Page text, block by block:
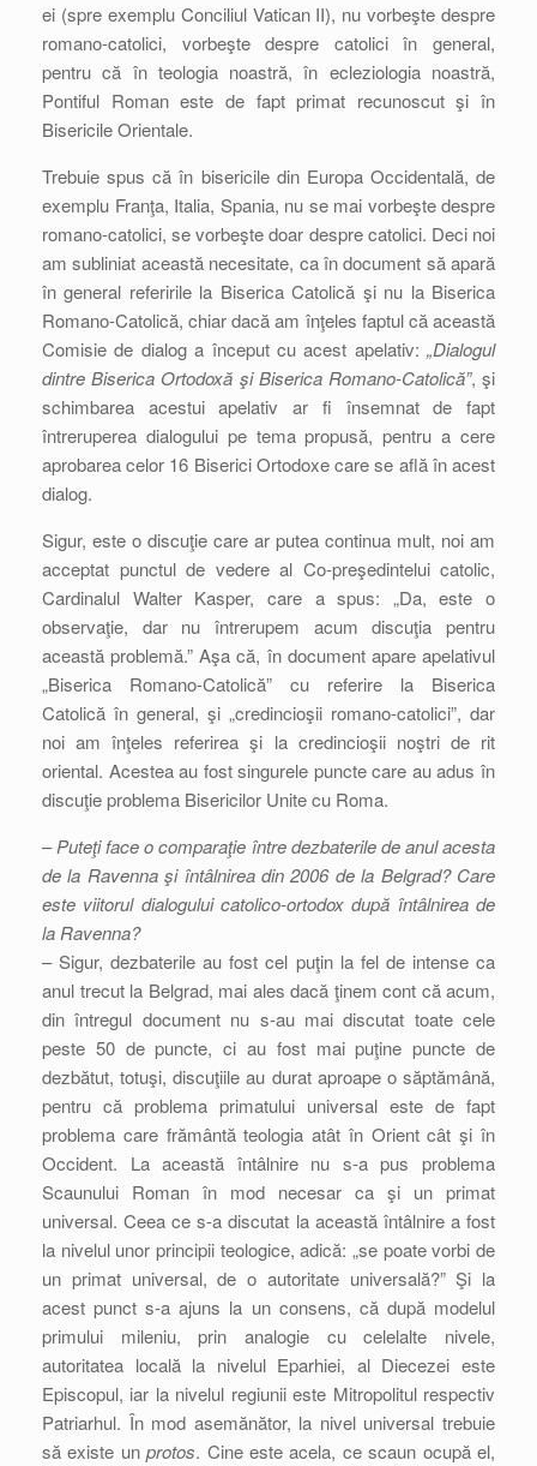
ei (spre exemplu Conciliul Vatican II), nu vorbeşte despre
romano-catolici, vorbeşte despre catolici în general,
pentru că în teologia noastră, în ecleziologia noastră,
Pontiful Roman este de fapt primat recunoscut şi în
Bisericile Orientale.
Trebuie spus că în bisericile din Europa Occidentală, de
exemplu Franţa, Italia, Spania, nu se mai vorbeşte despre
romano-catolici, se vorbeşte doar despre catolici. Deci noi
am subliniat această necesitate, ca în document să apară
în general referirile la Biserica Catolică şi nu la Biserica
Romano-Catolică, chiar dacă am înţeles faptul că această
Comisie de dialog a început cu acest apelativ: „Dialogul
dintre Biserica Ortodoxă şi Biserica Romano-Catolică”, şi
schimbarea acestui apelativ ar fi însemnat de fapt
întreruperea dialogului pe tema propusă, pentru a cere
aprobarea celor 16 Biserici Ortodoxe care se află în acest
dialog.
Sigur, este o discuţie care ar putea continua mult, noi am
acceptat punctul de vedere al Co-preşedintelui catolic,
Cardinalul Walter Kasper, care a spus: „Da, este o
observaţie, dar nu întrerupem acum discuţia pentru
această problemă.” Aşa că, în document apare apelativul
„Biserica Romano-Catolică” cu referire la Biserica
Catolică în general, şi „credincioşii romano-catolici”, dar
noi am înţeles referirea şi la credincioşii noştri de rit
oriental. Acestea au fost singurele puncte care au adus în
discuţie problema Bisericilor Unite cu Roma.
–Puteţi face o comparaţie între dezbaterile de anul acesta
de la Ravenna şi întâlnirea din 2006 de la Belgrad? Care
este viitorul dialogului catolico-ortodox după întâlnirea de
la Ravenna?
– Sigur, dezbaterile au fost cel puţin la fel de intense ca
anul trecut la Belgrad, mai ales dacă ţinem cont că acum,
din întregul document nu s-au mai discutat toate cele
peste 50 de puncte, ci au fost mai puţine puncte de
dezbătut, totuşi, discuţiile au durat aproape o săptămână,
pentru că problema primatului universal este de fapt
problema care frământă teologia atât în Orient cât şi în
Occident. La această întâlnire nu s-a pus problema
Scaunului Roman în mod necesar ca şi un primat
universal. Ceea ce s-a discutat la această întâlnire a fost
la nivelul unor principii teologice, adică: „se poate vorbi de
un primat universal, de o autoritate universală?” Şi la
acest punct s-a ajuns la un consens, că după modelul
primului mileniu, prin analogie cu celelalte nivele,
autoritatea locală la nivelul Eparhiei, al Diecezei este
Episcopul, iar la nivelul regiunii este Mitropolitul respectiv
Patriarhul. În mod asemănător, la nivel universal trebuie
să existe unprotos. Cine este acela, ce scaun ocupă el,